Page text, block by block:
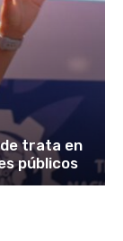
trata en
públicos